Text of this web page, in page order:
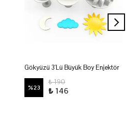
Gökyüzü 3'Lü Büyük Boy Enjektör
%23
₺ 190
₺ 146